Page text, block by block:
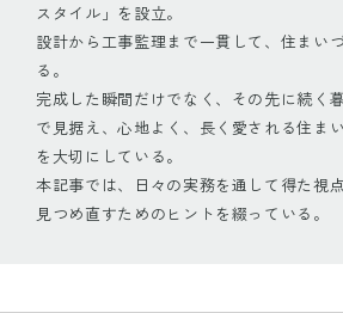
スタイル」を設立。
設計から工事監理まで一貫して、住まい
る。
完成した瞬間だけでなく、その先に続く
で見据え、心地よく、長く愛される住ま
を大切にしている。
本記事では、日々の実務を通して得た視
見つめ直すためのヒントを綴っている。